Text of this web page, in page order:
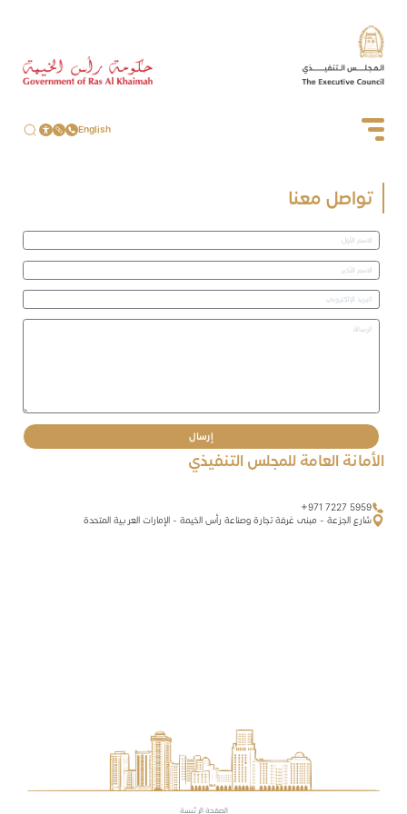
English
تواصل معنا
إرسال
الأمانة العامة للمجلس التنفيذي
+971 7227 5959
شارع الجزعة - مبنى غرفة تجارة وصناعة رأس الخيمة - الإمارات العربية المتحدة
الصفحة الرئيسة